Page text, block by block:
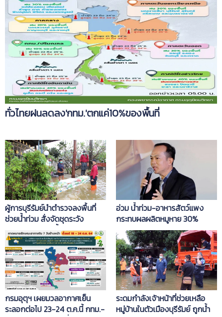
ทั่วไทยฝนลดลง'กทม.'ตกแค่10%ของพื้นที่
ผู้การบุรีรัมย์นำตำรวจลงพื้นที่
ช่วยน้ำท่วม สั่งจัดชุดระวัง
มิจฉาชีพก่อเหตุซ้ำเติมประชาชน
อ่วม น้ำท่วม-อาหารสัตว์แพง
กระทบผลผลิตหมูหาย 30%
กรมอุตุฯ เผยมวลอากาศเย็น
ระลอกต่อไป 23-24 ต.ค.นี้ กทม.-
ระดมกำลังเจ้าหน้าที่ช่วยเหลือ
หมู่บ้านในตัวเมืองบุรีรัมย์ ถูกน้ำ